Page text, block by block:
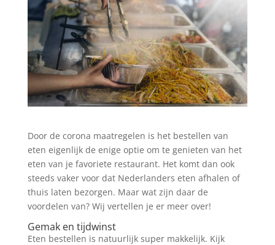
Door de corona maatregelen is het bestellen van
eten eigenlijk de enige optie om te genieten van het
eten van je favoriete restaurant. Het komt dan ook
steeds vaker voor dat Nederlanders eten afhalen of
thuis laten bezorgen. Maar wat zijn daar de
voordelen van? Wij vertellen je er meer over!
Gemak en tijdwinst
Eten bestellen is natuurlijk super makkelijk. Kijk